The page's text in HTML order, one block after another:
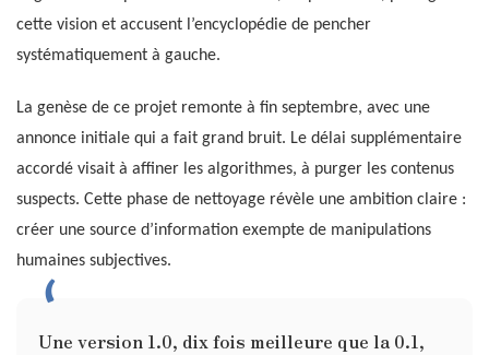
cette vision et accusent l’encyclopédie de pencher
systématiquement à gauche.
La genèse de ce projet remonte à fin septembre, avec une
annonce initiale qui a fait grand bruit. Le délai supplémentaire
accordé visait à affiner les algorithmes, à purger les contenus
suspects. Cette phase de nettoyage révèle une ambition claire :
créer une source d’information exempte de manipulations
humaines subjectives.
Une version 1.0, dix fois meilleure que la 0.1,